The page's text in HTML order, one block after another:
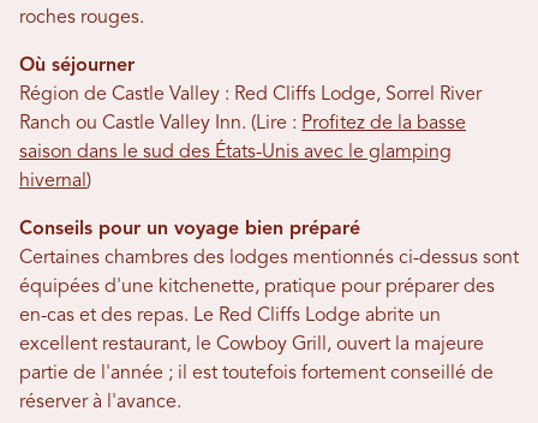
roches rouges.
Où séjourner
Région de Castle Valley : Red Cliffs Lodge, Sorrel River
Ranch ou Castle Valley Inn. (Lire : Profitez de la basse
saison dans le sud des États-Unis avec le glamping
hivernal )
Conseils pour un voyage bien préparé
Certaines chambres des lodges mentionnés ci-dessus sont
équipées d'une kitchenette, pratique pour préparer des
en-cas et des repas. Le Red Cliffs Lodge abrite un
excellent restaurant, le Cowboy Grill, ouvert la majeure
partie de l'année ; il est toutefois fortement conseillé de
réserver à l'avance.